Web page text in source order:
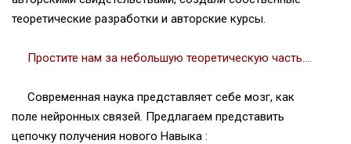
теоретические разработки и авторские курсы.
Простите нам за небольшую теоретическую часть….
Современная наука представляет себе мозг, как
поле нейронных связей. Предлагаем представить
цепочку получения нового Навыка :